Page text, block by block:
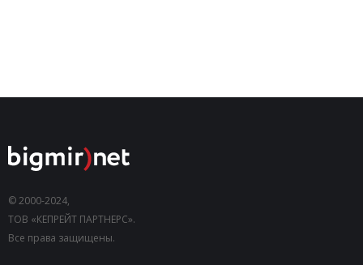
© 2000-2024,
ТОВ «КЕПРЕЙТ ПАРТНЕРС».
Все права защищены.